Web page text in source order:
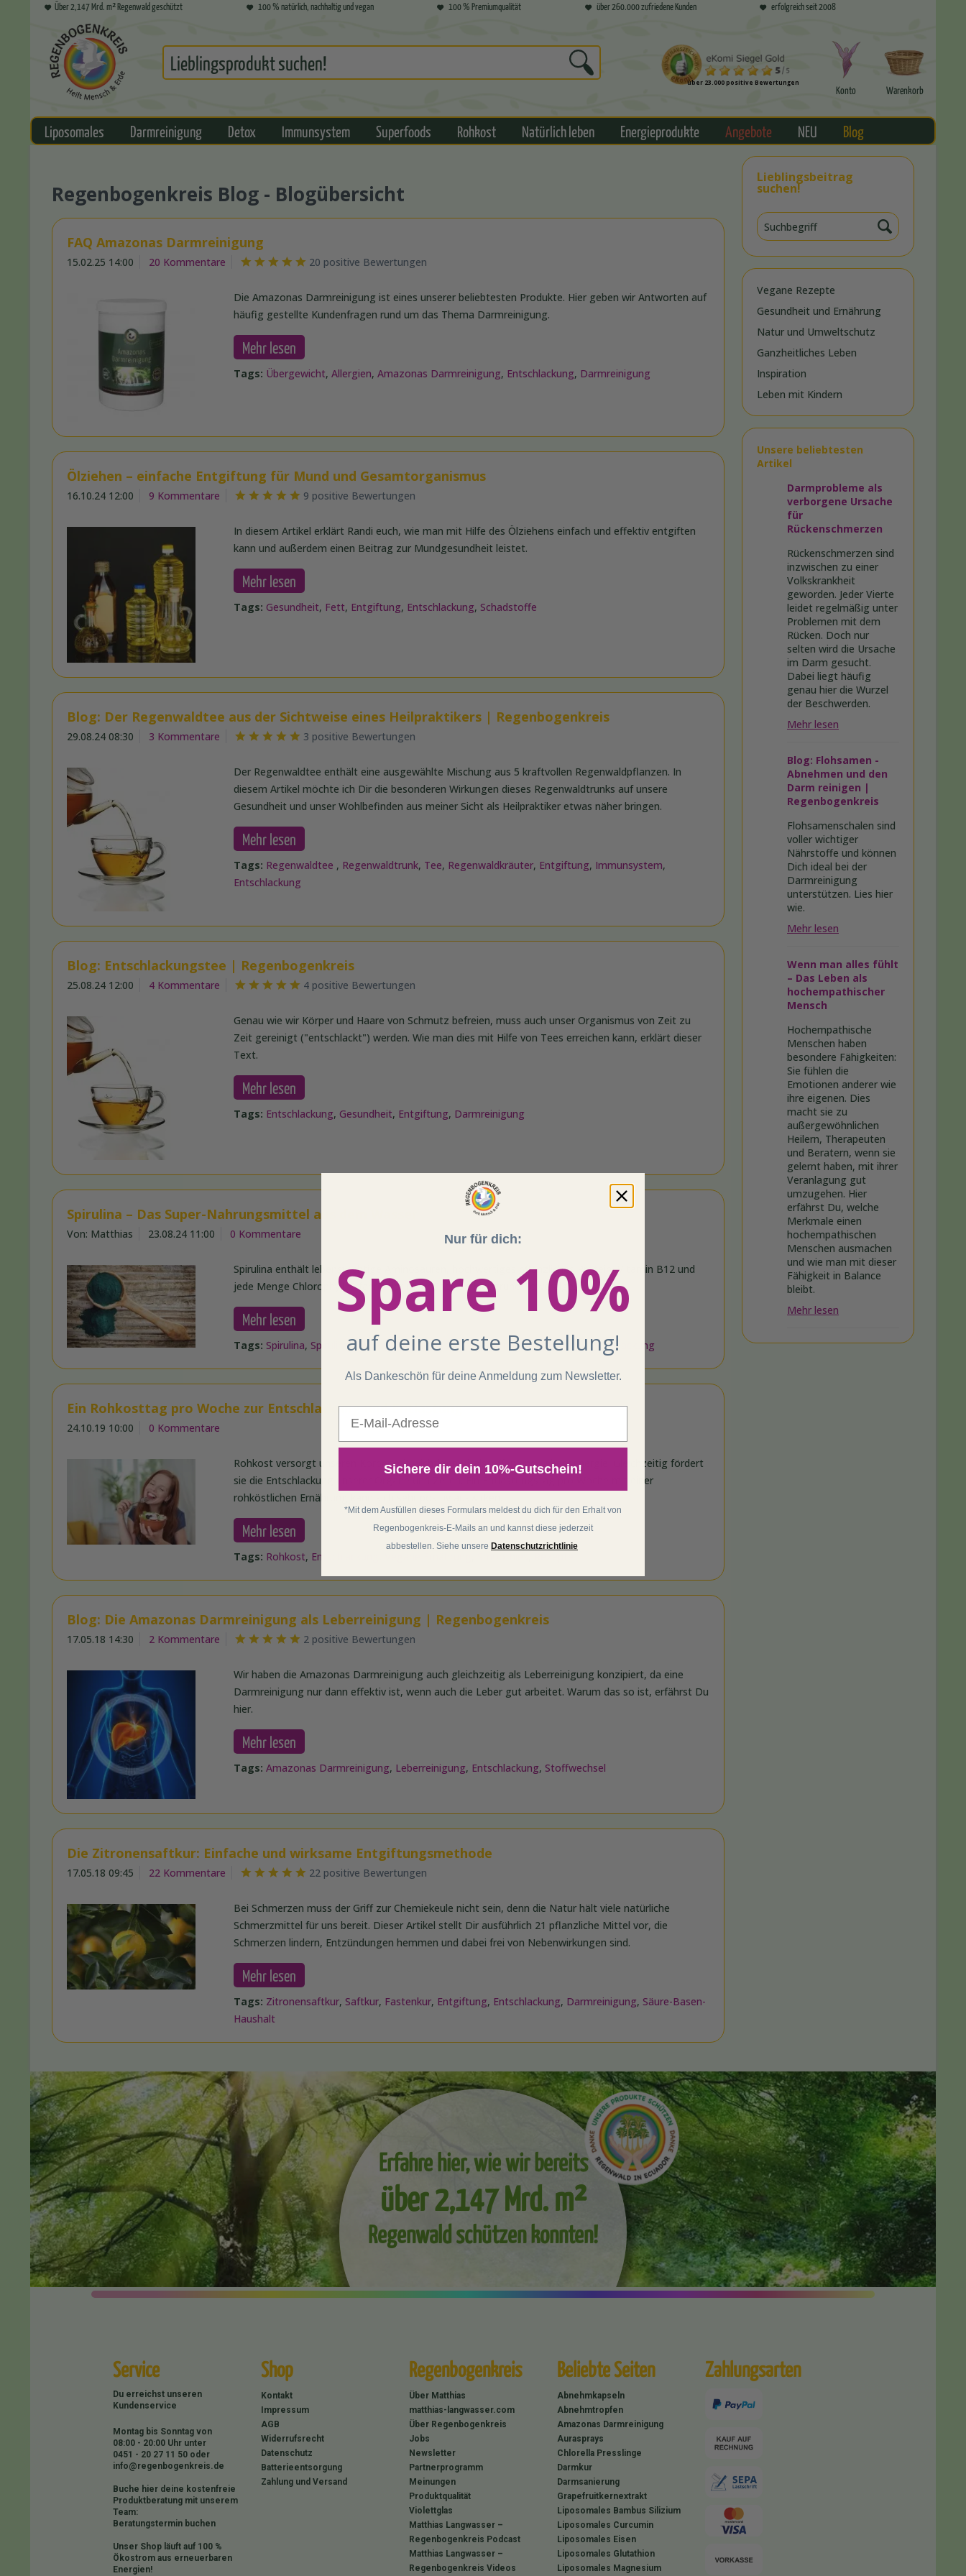
Über 2,147 Mrd. m² Regenwald geschützt 100 % natürlich, nachhaltig und vegan 100 % Premiumqualität über 260.000 zufriedene Kunden erfolgreich seit 2008
über 23.000 positive Bewertungen
Konto Warenkorb
Liposomales Darmreinigung Detox Immunsystem Superfoods Rohkost Natürlich leben Energieprodukte Angebote NEU Blog
Lieblingsbeitrag
suchen!
Vegane Rezepte
Gesundheit und Ernährung
Natur und Umweltschutz
Ganzheitliches Leben
Inspiration
Leben mit Kindern
Unsere beliebtesten
Artikel
Darmprobleme als
verborgene Ursache
für
Rückenschmerzen
Rückenschmerzen sind
inzwischen zu einer
Volkskrankheit
geworden. Jeder Vierte
leidet regelmäßig unter
Problemen mit dem
Rücken. Doch nur
selten wird die Ursache
im Darm gesucht.
Dabei liegt häufig
genau hier die Wurzel
der Beschwerden.
Mehr lesen
Blog: Flohsamen -
Abnehmen und den
Darm reinigen |
Regenbogenkreis
Flohsamenschalen sind
voller wichtiger
Nährstoffe und können
Dich ideal bei der
Darmreinigung
unterstützen. Lies hier
wie.
Mehr lesen
Wenn man alles fühlt
– Das Leben als
hochempathischer
Mensch
Hochempathische
Menschen haben
besondere Fähigkeiten:
Sie fühlen die
Emotionen anderer wie
ihre eigenen. Dies
macht sie zu
außergewöhnlichen
Heilern, Therapeuten
und Beratern, wenn sie
gelernt haben, mit ihrer
Veranlagung gut
umzugehen. Hier
erfährst Du, welche
Merkmale einen
hochempathischen
Menschen ausmachen
und wie man mit dieser
Fähigkeit in Balance
bleibt.
Mehr lesen
Regenbogenkreis Blog - Blogübersicht
FAQ Amazonas Darmreinigung
15.02.25 14:00 20 Kommentare 20 positive Bewertungen
Die Amazonas Darmreinigung ist eines unserer beliebtesten Produkte. Hier geben wir Antworten auf
häufig gestellte Kundenfragen rund um das Thema Darmreinigung.
Mehr lesen
Tags: Übergewicht,Allergien,Amazonas Darmreinigung, Entschlackung, Darmreinigung
Ölziehen – einfache Entgiftung für Mund und Gesamtorganismus
16.10.24 12:00 9 Kommentare 9 positive Bewertungen
In diesem Artikel erklärt Randi euch, wie man mit Hilfe des Ölziehens einfach und effektiv entgiften
kann und außerdem einen Beitrag zur Mundgesundheit leistet.
Mehr lesen
Tags: Gesundheit, Fett, Entgiftung, Entschlackung,Schadstoffe
Blog: Der Regenwaldtee aus der Sichtweise eines Heilpraktikers | Regenbogenkreis
29.08.24 08:30 3 Kommentare 3 positive Bewertungen
Der Regenwaldtee enthält eine ausgewählte Mischung aus 5 kraftvollen Regenwaldpflanzen. In
diesem Artikel möchte ich Dir die besonderen Wirkungen dieses Regenwaldtrunks auf unsere
Gesundheit und unser Wohlbefinden aus meiner Sicht als Heilpraktiker etwas näher bringen.
Mehr lesen
Tags: Regenwaldtee , Regenwaldtrunk, Tee, Regenwaldkräuter, Entgiftung, Immunsystem,
Entschlackung
Blog: Entschlackungstee | Regenbogenkreis
25.08.24 12:00 4 Kommentare 4 positive Bewertungen
Genau wie wir Körper und Haare von Schmutz befreien, muss auch unser Organismus von Zeit zu
Zeit gereinigt ("entschlackt") werden. Wie man dies mit Hilfe von Tees erreichen kann, erklärt dieser
Text.
Mehr lesen
Tags: Entschlackung, Gesundheit, Entgiftung, Darmreinigung
Spirulina – Das Super-Nahrungsmittel aus dem Wasser
Von: Matthias 23.08.24 11:00 0 Kommentare
Spirulina enthält lebenswichtige Aminosäuren, hochwertiges pflanzliches Protein, Vitamin B12 und
jede Menge Chlorophyll. Erfahre hier mehr über die blaugrüne Poweralge.
Mehr lesen
Tags: Spirulina,Spirulina Wirkung, Immunsystem, Schwermetallausleitung, Entschlackung
Ein Rohkosttag pro Woche zur Entschlackung und Entlastung
24.10.19 10:00 0 Kommentare
Rohkost versorgt unseren Körper mit wichtigen Vitalstoffen und Lebensenergie. Gleichzeitig fördert
sie die Entschlackung unserer Organe und Zellen. Ein Entlastungstag pro Woche mit einer
rohköstlichen Ernährung kann sich sehr positiv auswirken.
Mehr lesen
Tags: Rohkost, Entschlackung
Blog: Die Amazonas Darmreinigung als Leberreinigung | Regenbogenkreis
17.05.18 14:30 2 Kommentare 2 positive Bewertungen
Wir haben die Amazonas Darmreinigung auch gleichzeitig als Leberreinigung konzipiert, da eine
Darmreinigung nur dann effektiv ist, wenn auch die Leber gut arbeitet. Warum das so ist, erfährst Du
hier.
Mehr lesen
Tags: Amazonas Darmreinigung, Leberreinigung, Entschlackung,Stoffwechsel
Die Zitronensaftkur: Einfache und wirksame Entgiftungsmethode
17.05.18 09:45 22 Kommentare 22 positive Bewertungen
Bei Schmerzen muss der Griff zur Chemiekeule nicht sein, denn die Natur hält viele natürliche
Schmerzmittel für uns bereit. Dieser Artikel stellt Dir ausführlich 21 pflanzliche Mittel vor, die
Schmerzen lindern, Entzündungen hemmen und dabei frei von Nebenwirkungen sind.
Mehr lesen
Tags: Zitronensaftkur,Saftkur, Fastenkur, Entgiftung, Entschlackung, Darmreinigung,Säure-Basen-
Haushalt
Erfahre hier, wie wir bereits
über 2,147 Mrd. m²
Regenwald schützen konnten!
Service
Du erreichst unseren
Kundenservice
Montag bis Sonntag von
08:00 - 20:00 Uhr unter
0451 - 20 27 11 50 oder
info@regenbogenkreis.de
Buche hier deine kostenfreie
Produktberatung mit unserem
Team:
Beratungstermin buchen
Unser Shop läuft auf 100 %
Ökostrom aus erneuerbaren
Energien!
Shop
Kontakt
Impressum
AGB
Widerrufsrecht
Datenschutz
Batterieentsorgung
Zahlung und Versand
Regenbogenkreis
Über Matthias
matthias-langwasser.com
Über Regenbogenkreis
Jobs
Newsletter
Partnerprogramm
Meinungen
Produktqualität
Violettglas
Matthias Langwasser –
Regenbogenkreis Podcast
Matthias Langwasser –
Regenbogenkreis Videos
Beliebte Seiten
Abnehmkapseln
Abnehmtropfen
Amazonas Darmreinigung
Aurasprays
Chlorella Presslinge
Darmkur
Darmsanierung
Grapefruitkernextrakt
Liposomales Bambus Silizium
Liposomales Curcumin
Liposomales Eisen
Liposomales Glutathion
Liposomales Magnesium
Zahlungsarten
Nur für dich:
Spare 10%
auf deine erste Bestellung!
Als Dankeschön für deine Anmeldung zum Newsletter.
Sichere dir dein 10%-Gutschein!
*Mit dem Ausfüllen dieses Formulars meldest du dich für den Erhalt von
Regenbogenkreis-E-Mails an und kannst diese jederzeit
abbestellen. Siehe unsere Datenschutzrichtlinie